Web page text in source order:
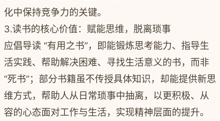
化中保持竞争力的关键。
3.读书的核心价值：赋能思维，脱离琐事
应倡导读 “有用之书”，即能锻炼思考能力、指导生
活实践、帮助解决困难、寻找生活意义的书，而非
“死书”；部分书籍虽不传授具体知识，却能提供新思
维方式，帮助人从日常琐事中抽离，以更积极、从
容的心态面对工作与生活，实现精神层面的提升。